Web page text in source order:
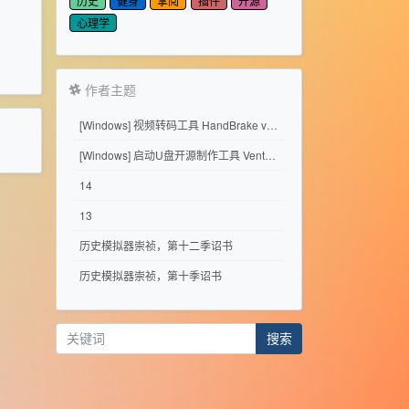
心理学
作者主题
[Windows] 视频转码工具 HandBrake v1.11.2
[Windows] 启动U盘开源制作工具 Ventoy 1.1.17
14
13
历史模拟器崇祯，第十二季诏书
历史模拟器崇祯，第十季诏书
搜索